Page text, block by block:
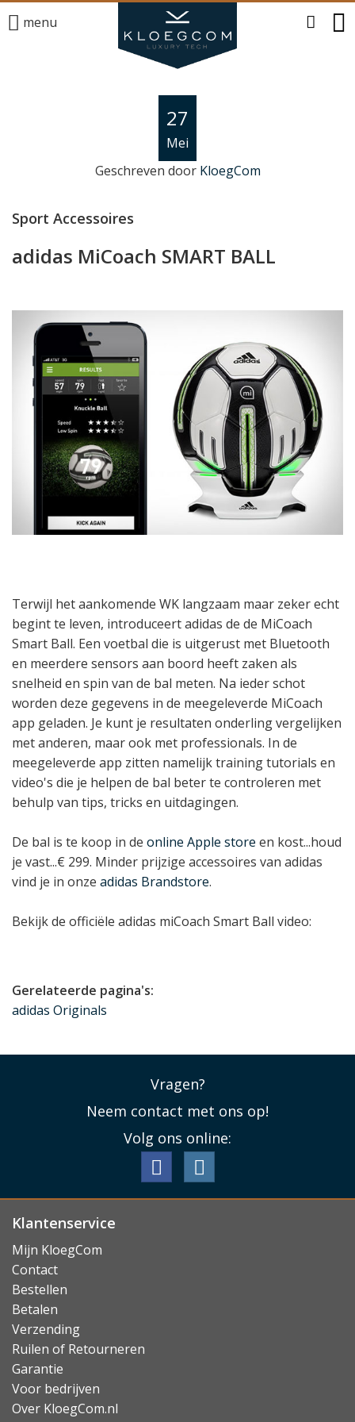
menu
27
Mei
Geschreven door KloegCom
Sport Accessoires
adidas MiCoach SMART BALL
Terwijl het aankomende WK langzaam maar zeker echt
begint te leven, introduceert adidas de de MiCoach
Smart Ball. Een voetbal die is uitgerust met Bluetooth
en meerdere sensors aan boord heeft zaken als
snelheid en spin van de bal meten. Na ieder schot
worden deze gegevens in de meegeleverde MiCoach
app geladen. Je kunt je resultaten onderling vergelijken
met anderen, maar ook met professionals. In de
meegeleverde app zitten namelijk training tutorials en
video's die je helpen de bal beter te controleren met
behulp van tips, tricks en uitdagingen.
De bal is te koop in de online Apple store en kost...houd
je vast...€ 299. Minder prijzige accessoires van adidas
vind je in onze adidas Brandstore.
Bekijk de officiële adidas miCoach Smart Ball video:
Gerelateerde pagina's:
adidas Originals
Vragen?
Neem contact met ons op!
Volg ons online:
Klantenservice
Mijn KloegCom
Contact
Bestellen
Betalen
Verzending
Ruilen of Retourneren
Garantie
Voor bedrijven
Over KloegCom.nl